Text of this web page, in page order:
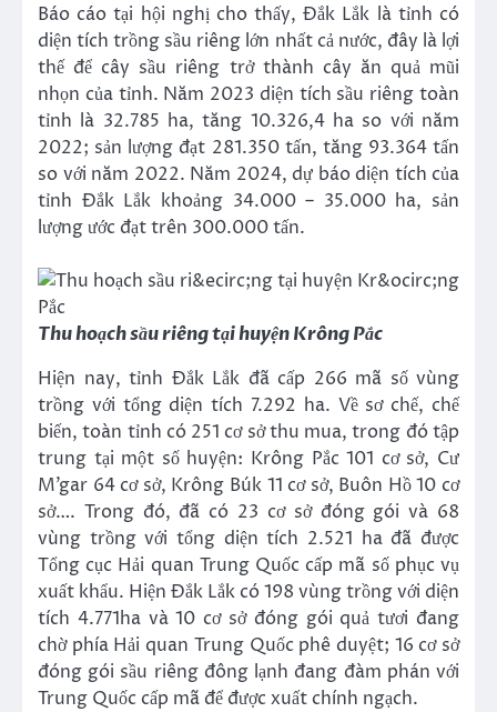
Báo cáo tại hội nghị cho thấy, Đắk Lắk là tỉnh có
diện tích trồng sầu riêng lớn nhất cả nước, đây là lợi
thế để cây sầu riêng trở thành cây ăn quả mũi
nhọn của tỉnh. Năm 2023 diện tích sầu riêng toàn
tỉnh là 32.785 ha, tăng 10.326,4 ha so với năm
2022; sản lượng đạt 281.350 tấn, tăng 93.364 tấn
so với năm 2022. Năm 2024, dự báo diện tích của
tỉnh Đắk Lắk khoảng 34.000 – 35.000 ha, sản
lượng ước đạt trên 300.000 tấn.
Thu hoạch sầu riêng tại huyện Krông Pắc
Hiện nay, tỉnh Đắk Lắk đã cấp 266 mã số vùng
trồng với tổng diện tích 7.292 ha. Về sơ chế, chế
biến, toàn tỉnh có 251 cơ sở thu mua, trong đó tập
trung tại một số huyện: Krông Pắc 101 cơ sở, Cư
M’gar 64 cơ sở, Krông Búk 11 cơ sở, Buôn Hồ 10 cơ
sở…. Trong đó, đã có 23 cơ sở đóng gói và 68
vùng trồng với tổng diện tích 2.521 ha đã được
Tổng cục Hải quan Trung Quốc cấp mã số phục vụ
xuất khẩu. Hiện Đắk Lắk có 198 vùng trồng với diện
tích 4.771ha và 10 cơ sở đóng gói quả tươi đang
chờ phía Hải quan Trung Quốc phê duyệt; 16 cơ sở
đóng gói sầu riêng đông lạnh đang đàm phán với
Trung Quốc cấp mã để được xuất chính ngạch.